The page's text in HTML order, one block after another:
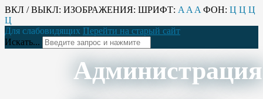
ВКЛ / ВЫКЛ: ИЗОБРАЖЕНИЯ: ШРИФТ: A A A ФОН: Ц Ц Ц
Ц
Для слабовидящих Перейти на старый сайт
Искать...
Администрация